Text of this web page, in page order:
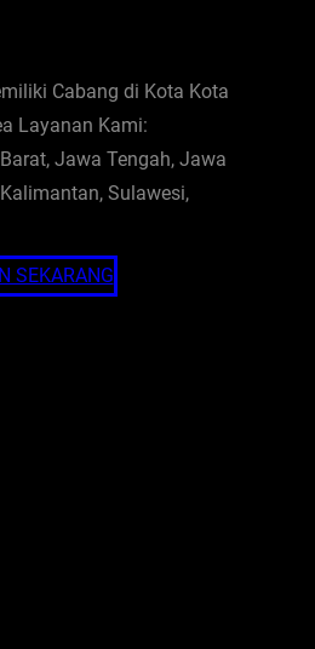
Cabang di Kota Kota
Layanan Kami:
Jawa Tengah, Jawa
Sulawesi,
SEKARANG